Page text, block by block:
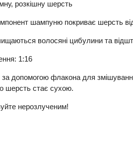
розкішну шерсть
шампуню покриває шерсть
волосяні цибулини та
1:16
допомогою флакона для
шерсть стає сухою.
нерозлученим!